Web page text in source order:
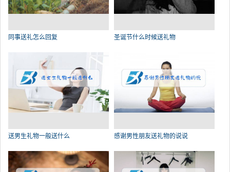
同事送礼怎么回复 圣诞节什么时候送礼物
送男生礼物一般送什么 感谢男性朋友送礼物的说说